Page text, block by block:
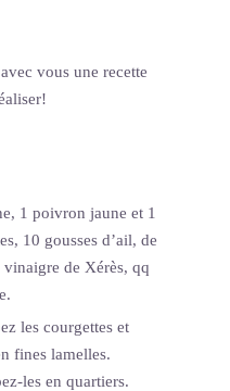
vous une recette
1 poivron jaune et 1
10 gousses d’ail, de
de Xérès, qq
les courgettes et
fines lamelles.
les en quartiers.